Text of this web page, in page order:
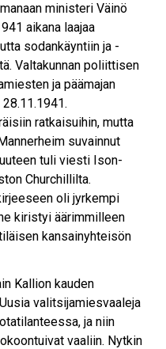
ministeri Väinö
aikana laajaa
sodankäyntiin ja -
Valtakunnan poliittisen
ja päämajan
ratkaisuihin, mutta
suvainnut
tuli viesti Ison-
Churchillilta.
oli jyrkempi
kiristyi äärimmilleen
kansainyhteisön
Kallion kauden
valitsijamiesvaaleja
ja niin
vaaliin. Nytkin